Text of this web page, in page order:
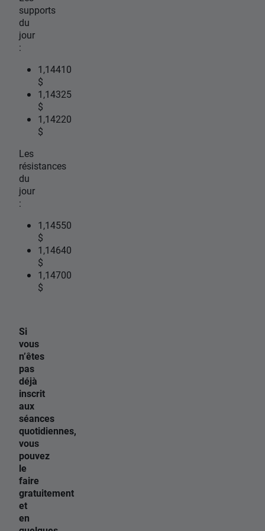
supports
du
jour
:
1,14410
$
1,14325
$
1,14220
$
Les
résistances
du
jour
:
1,14550
$
1,14640
$
1,14700
$
Si
vous
n’êtes
pas
déjà
inscrit
aux
séances
quotidiennes,
vous
pouvez
le
faire
gratuitement
et
en